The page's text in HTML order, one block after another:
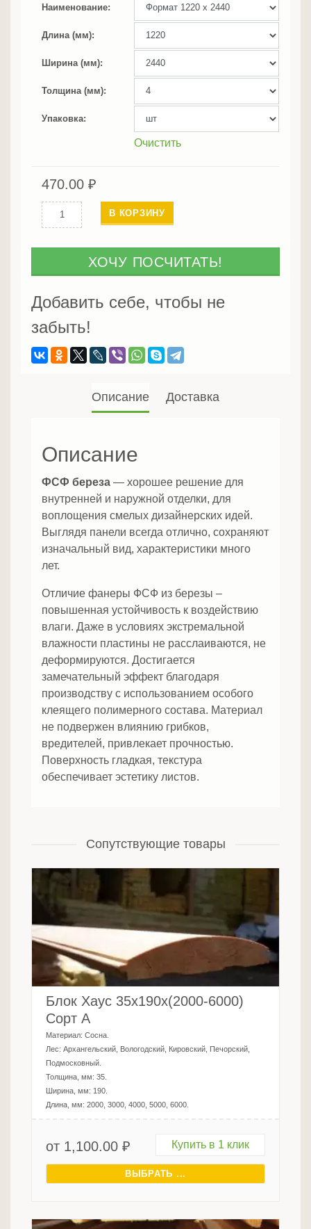
Наименование
Длина (мм)
Ширина (мм)
Толщина (мм)
Упаковка
Очистить
470.00 ₽
Количество
ФСФ
В КОРЗИНУ
ХОЧУ ПОСЧИТАТЬ!
Добавить себе, чтобы не
забыть!
Описание Доставка
Описание
ФСФ береза — хорошее решение для
внутренней и наружной отделки, для
воплощения смелых дизайнерских идей.
Выглядя панели всегда отлично, сохраняют
изначальный вид, характеристики много
лет.
Отличие фанеры ФСФ из березы –
повышенная устойчивость к воздействию
влаги. Даже в условиях экстремальной
влажности пластины не расслаиваются, не
деформируются. Достигается
замечательный эффект благодаря
производству с использованием особого
клеящего полимерного состава. Материал
не подвержен влиянию грибков,
вредителей, привлекает прочностью.
Поверхность гладкая, текстура
обеспечивает эстетику листов.
Сопутствующие товары
Блок Хаус 35х190х(2000-6000)
Сорт А
Материал: Сосна
Лес: Архангельский, Вологодский, Кировский, Печорский,
Подмосковный
Толщина, мм: 35
Ширина, мм: 190
Длина, мм: 2000, 3000, 4000, 5000, 6000
от 1,100.00 ₽ Купить в 1 клик
ВЫБРАТЬ ...